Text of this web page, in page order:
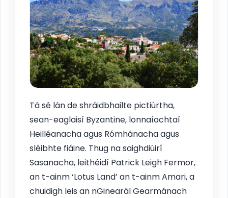
Tá sé lán de shráidbhailte pictiúrtha,
sean-eaglaisí Byzantine, lonnaíochtaí
Heilléanacha agus Rómhánacha agus
sléibhte fiáine. Thug na saighdiúirí
Sasanacha, leithéidí Patrick Leigh Fermor,
an t-ainm ‘Lotus Land’ an t-ainm Amari, a
chuidigh leis an nGinearál Gearmánach